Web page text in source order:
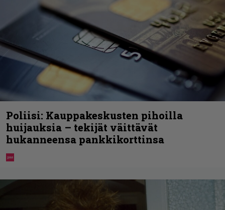
Poliisi: Kauppakeskusten pihoilla
huijauksia – tekijät väittävät
hukanneensa pankkikorttinsa